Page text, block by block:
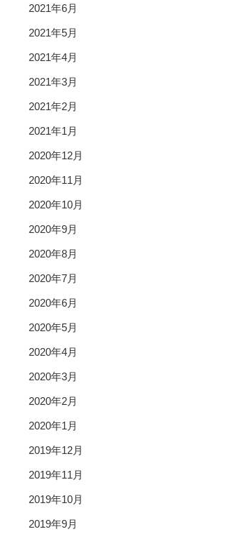
2021年6月
2021年5月
2021年4月
2021年3月
2021年2月
2021年1月
2020年12月
2020年11月
2020年10月
2020年9月
2020年8月
2020年7月
2020年6月
2020年5月
2020年4月
2020年3月
2020年2月
2020年1月
2019年12月
2019年11月
2019年10月
2019年9月